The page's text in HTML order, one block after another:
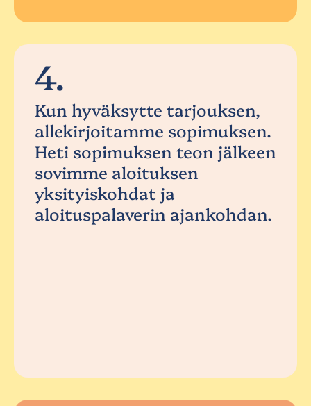
4.
Kun hyväksytte tarjouksen,
allekirjoitamme sopimuksen.
Heti sopimuksen teon jälkeen
sovimme aloituksen
yksityiskohdat ja
aloituspalaverin ajankohdan.